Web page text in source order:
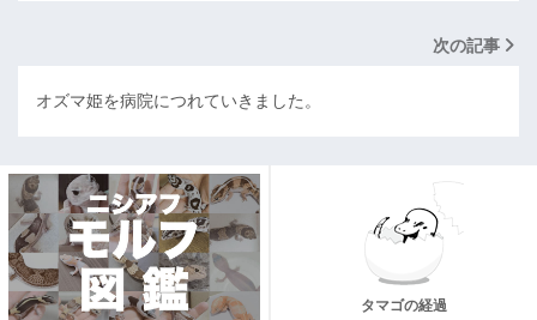
次の記事
オズマ姫を病院につれていきました。
タマゴの経過